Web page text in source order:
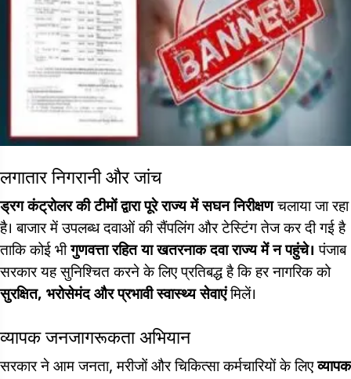
लगातार निगरानी और जांच
ड्रग कंट्रोलर की टीमों द्वारा पूरे राज्य में सघन निरीक्षणचलाया जा रहा
है। बाजार में उपलब्ध दवाओं की सैंपलिंग और टेस्टिंग तेज कर दी गई है
ताकि कोई भीगुणवत्ता रहित या खतरनाक दवा राज्य में न पहुंचे। पंजाब
सरकार यह सुनिश्चित करने के लिए प्रतिबद्ध है कि हर नागरिक को
सुरक्षित, भरोसेमंद और प्रभावी स्वास्थ्य सेवाएंमिलें।
व्यापक जनजागरूकता अभियान
सरकार ने आम जनता, मरीजों और चिकित्सा कर्मचारियों के लिएव्यापक